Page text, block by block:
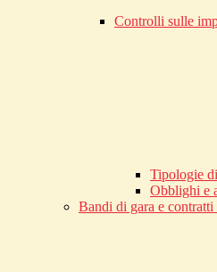
Controlli sulle
Tipologie
Obblighi e
Bandi di gara e contratti